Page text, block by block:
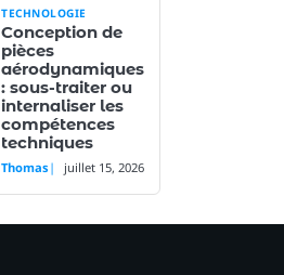
TECHNOLOGIE
Conception de
pièces
aérodynamiques
: sous-traiter ou
internaliser les
compétences
techniques
Thomas juillet 15, 2026